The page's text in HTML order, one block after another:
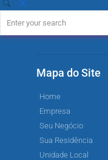
Mapa do Site
Home
Empresa
Seu Negócio
Sua Residência
Unidade Local